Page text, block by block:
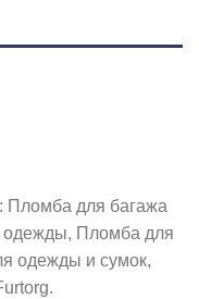
для багажа
одежды, Пломба для
одежды и сумок,